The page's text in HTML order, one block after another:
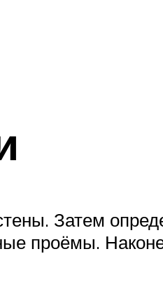
Затем
проёмы.